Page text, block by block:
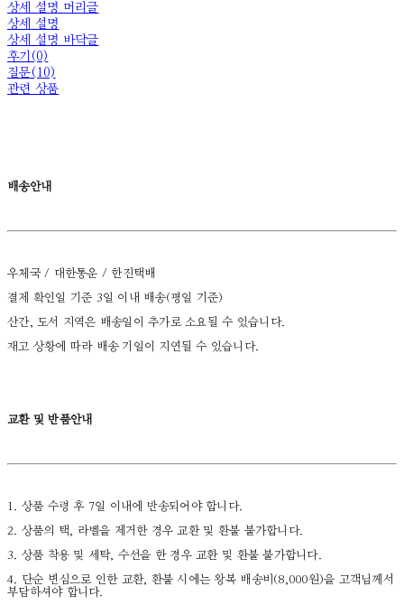
상세 설명 머리글
상세 설명
상세 설명 바닥글
후기(0)
질문(10)
관련 상품
배송안내
우체국 / 대한통운 / 한진택배
결제 확인일 기준 3일 이내 배송(평일 기준)
산간, 도서 지역은 배송일이 추가로 소요될 수 있습니다.
재고 상황에 따라 배송 기일이 지연될 수 있습니다.
교환 및 반품안내
1. 상품 수령 후 7일 이내에 반송되어야 합니다.
2. 상품의 택, 라벨을 제거한 경우 교환 및 환불 불가합니다.
3. 상품 착용 및 세탁, 수선을 한 경우 교환 및 환불 불가합니다.
4. 단순 변심으로 인한 교환, 환불 시에는 왕복 배송비(8,000원)을 고객님께서
부담하셔야 합니다.